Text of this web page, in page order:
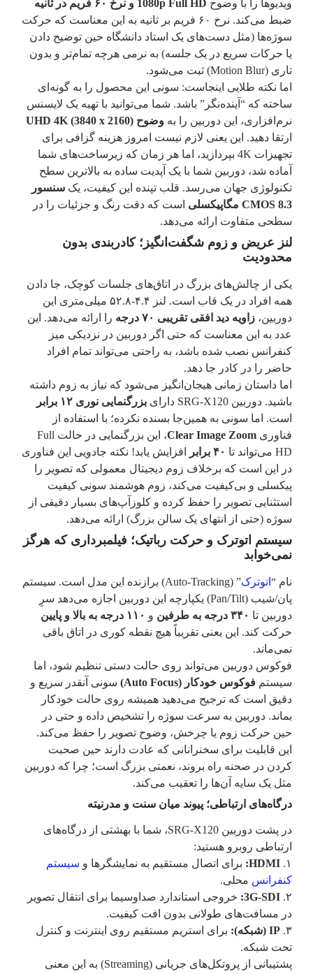
ویدیوها را با وضوح 1080p Full HD و نرخ ۶۰ فریم در ثانیه
ضبط می‌کند. نرخ ۶۰ فریم بر ثانیه به این معناست که حرکت
سوژه‌ها (مثل دست‌های یک استاد دانشگاه حین توضیح دادن
یا حرکات سریع در یک جلسه) به نرمی هرچه تمام‌تر و بدون
تاری (Motion Blur) ثبت می‌شود.
اما نکته طلایی اینجاست: سونی این محصول را به گونه‌ای
ساخته که “آینده‌نگر” باشد. شما می‌توانید با تهیه یک لایسنس
نرم‌افزاری، این دوربین را به وضوح UHD 4K (3840 x 2160)
ارتقا دهید. این یعنی لازم نیست امروز هزینه گزافی برای
تجهیزات 4K بپردازید، اما هر زمان که زیرساخت‌های شما
آماده شد، دوربین شما با یک آپدیت ساده به بالاترین سطح
تکنولوژی جهان می‌رسد. قلب تپنده این کیفیت، یک سنسور
CMOS 8.3 مگاپیکسلی
است که دقت رنگ و جزئیات را در
سطحی متفاوت ارائه می‌دهد.
لنز عریض و زوم شگفت‌انگیز؛ کادربندی بدون
محدودیت
یکی از چالش‌های بزرگ در اتاق‌های جلسات کوچک، جا دادن
همه افراد در یک قاب است. لنز ۴.۴-۵۲.۸ میلی‌متری این
دوربین، زاویه دید افقی تقریبی ۷۰ درجه
را ارائه می‌دهد. این
عدد به این معناست که حتی اگر دوربین در نزدیکی میز
کنفرانس نصب شده باشد، به راحتی می‌تواند تمام افراد
حاضر را در کادر جا دهد.
اما داستان زمانی هیجان‌انگیز می‌شود که نیاز به زوم داشته
باشید. دوربین SRG-X120 دارای
بزرگنمایی نوری ۱۲ برابر
است. اما سونی به همین‌جا بسنده نکرده؛ با استفاده از
فناوری Clear Image Zoom
، این بزرگنمایی در حالت Full
HD می‌تواند تا
۴۰ برابر
افزایش یابد! نکته جادویی این فناوری
در این است که برخلاف زوم دیجیتال معمولی که تصویر را
پیکسلی و بی‌کیفیت می‌کند، زوم هوشمند سونی کیفیت
استثنایی تصویر را حفظ کرده و کلوزآپ‌های بسیار دقیقی از
سوژه (حتی از انتهای یک سالن بزرگ) ارائه می‌دهد.
سیستم اتوترک و حرکت رباتیک؛ فیلمبرداری که هرگز
نمی‌خوابد
نام “ اتوترک
” (Auto-Tracking) برازنده این مدل است. سیستم
پان/شیب (Pan/Tilt) یکپارچه این دوربین اجازه می‌دهد سرِ
دوربین تا ۳۴۰ درجه به طرفین و ۱۱۰ درجه به بالا و پایین
حرکت کند. این یعنی تقریباً هیچ نقطه کوری در اتاق باقی
نمی‌ماند.
فوکوس دوربین می‌تواند روی حالت دستی تنظیم شود، اما
سیستم فوکوس خودکار (Auto Focus)
سونی آنقدر سریع و
دقیق است که ترجیح می‌دهید همیشه روی حالت خودکار
بماند. دوربین به سرعت سوژه را تشخیص داده و حتی در
حین حرکت زوم یا چرخش، وضوح تصویر را حفظ می‌کند.
این قابلیت برای سخنرانانی که عادت دارند حین صحبت
کردن در صحنه راه بروند، نعمتی بزرگ است؛ چرا که دوربین
مثل یک سایه آن‌ها را تعقیب می‌کند.
درگاه‌های ارتباطی؛ پیوند میان سنت و مدرنیته
در پشت دوربین SRG-X120، شما با بهشتی از درگاه‌های
ارتباطی روبرو هستید:
۱. HDMI: برای اتصال مستقیم به نمایشگرها و سیستم‌
کنفرانس محلی.
۲. 3G-SDI: خروجی استاندارد صداوسیما برای انتقال تصویر
در مسافت‌های طولانی بدون افت کیفیت.
۳. IP (شبکه):
برای استریم مستقیم روی اینترنت و کنترل
تحت شبکه.
پشتیبانی از پروتکل‌های جریانی (Streaming) به این معنی